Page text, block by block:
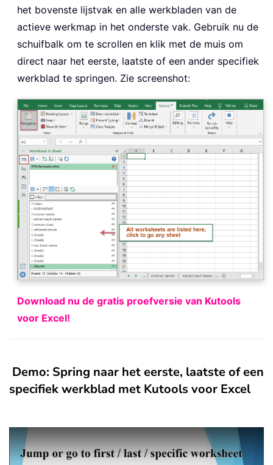
het bovenste lijstvak en alle werkbladen van de
actieve werkmap in het onderste vak. Gebruik nu de
schuifbalk om te scrollen en klik met de muis om
direct naar het eerste, laatste of een ander specifiek
werkblad te springen. Zie screenshot:
Download nu de gratis proefversie van Kutools
voor Excel!
Demo: Spring naar het eerste, laatste of een
specifiek werkblad met Kutools voor Excel